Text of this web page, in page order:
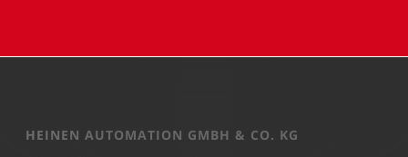
HEINEN AUTOMATION GMBH & CO. KG